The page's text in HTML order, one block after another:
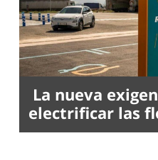
La nueva
electrificar las